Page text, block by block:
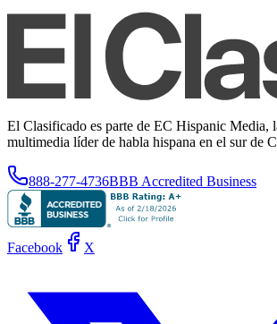
El Clasificado es parte de EC Hispanic Media,
multimedia líder de habla hispana en el sur de
888-277-4736BBB Accredited Business
Facebook X